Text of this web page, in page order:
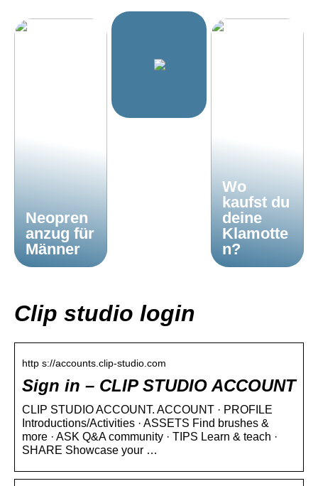
Neopren
anzug für
Männer
Wo
kaufst du
deine
Klamotte
n?
Clip studio login
http s://accounts.clip-studio.com
Sign in – CLIP STUDIO ACCOUNT
CLIP STUDIO ACCOUNT. ACCOUNT · PROFILE
Introductions/Activities · ASSETS Find brushes &
more · ASK Q&A community · TIPS Learn & teach ·
SHARE Showcase your …